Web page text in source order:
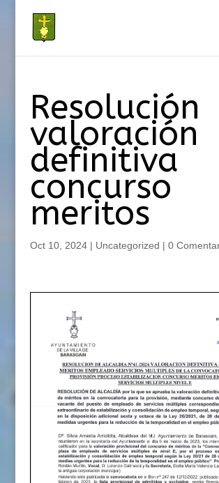
Resolución
valoración
definitiva
concurso
meritos
Oct 10, 2024| Uncategorized | 0